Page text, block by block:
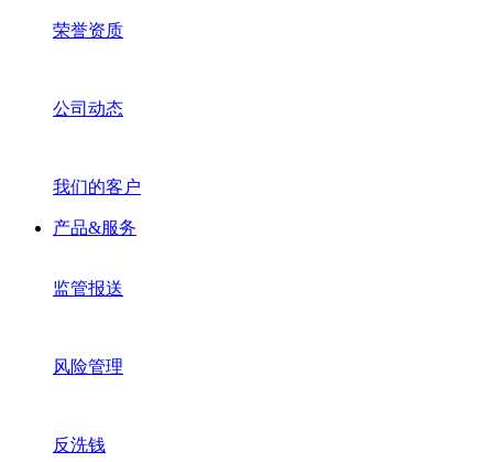
荣誉资质
公司动态
我们的客户
产品&服务
监管报送
风险管理
反洗钱